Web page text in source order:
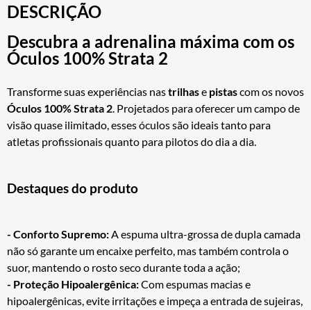
DESCRIÇÃO
Descubra a adrenalina máxima com os
Óculos 100% Strata 2
Transforme suas experiências nastrilhase pistascom os novos
Óculos 100% Strata 2. Projetados para oferecer um campo de
visão quase ilimitado, esses óculos são ideais tanto para
atletas profissionais quanto para pilotos do dia a dia.
Destaques do produto
- Conforto Supremo:A espuma ultra-grossa de dupla camada
não só garante um encaixe perfeito, mas também controla o
suor, mantendo o rosto seco durante toda a ação;
- Proteção Hipoalergênica:Com espumas macias e
hipoalergênicas, evite irritações e impeça a entrada de sujeiras,